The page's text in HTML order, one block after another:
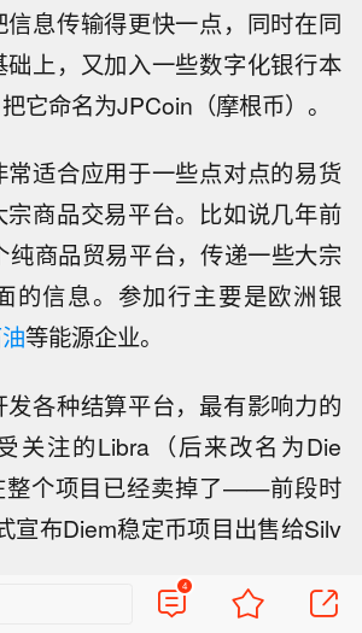
息传输得更快一点，同时在同
上，又加入一些数字化银行本
它命名为JPCoin（摩根币）。
适合应用于一些点对点的易货
宗商品交易平台。比如说几年前
纯商品贸易平台，传递一些大宗
的信息。参加行主要是欧洲银
等能源企业。
各种结算平台，最有影响力的
关注的Libra（后来改名为Die
整个项目已经卖掉了——前段时
宣布Diem稳定币项目出售给Silv
4